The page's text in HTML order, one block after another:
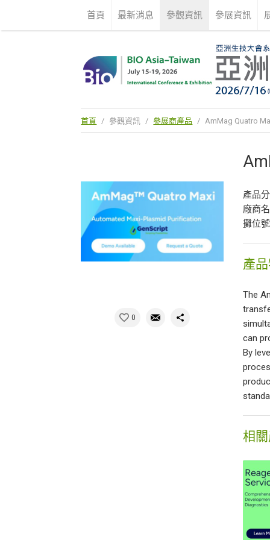
首頁 最新消息 參觀資訊 參展資訊
首頁 / 參觀資訊 / 參展商產品 / AmMag Quatro
0
產品
廠商
攤位
產
The
can
By
相